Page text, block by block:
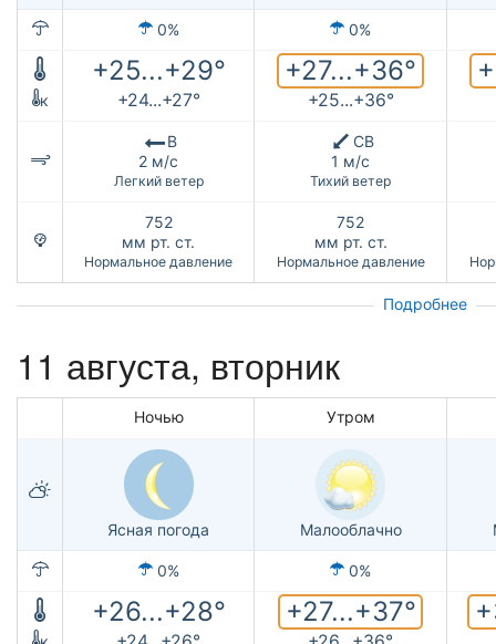
0% 0%
+25...+29° +27...+36°
к +24...+27° +25...+36°
В
2 м/с
Легкий ветер
СВ
1 м/с
Тихий ветер
752
мм рт. ст.
Нормальное давление
752
мм рт. ст.
Нормальное давление
Подробнее
11 августа, вторник
Ночью Утром
Ясная погода Малооблачно
0% 0%
+26...+28° +27...+37°